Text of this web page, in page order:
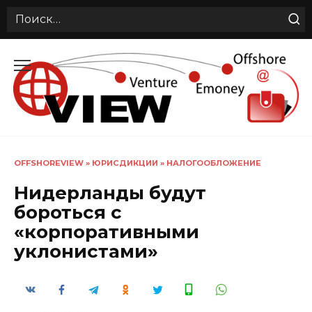
Search
содержанию
OFFSHOREVIEW » ЮРИСДИКЦИИ » НАЛОГООБЛОЖЕНИЕ
Нидерланды будут
бороться с
«корпоративными
уклонистами»